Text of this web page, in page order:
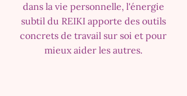
dans la vie personnelle, l'énergie
subtil du REIKI apporte des outils
concrets de travail sur soi et pour
mieux aider les autres.